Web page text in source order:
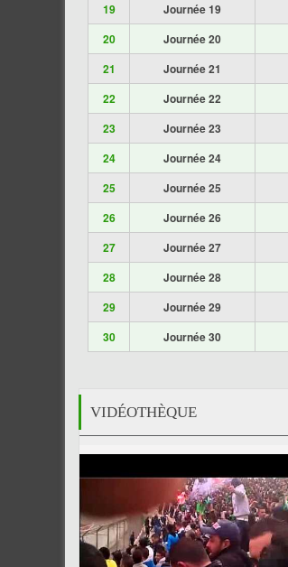
19
Journée 19
20
Journée 20
21
Journée 21
22
Journée 22
23
Journée 23
24
Journée 24
25
Journée 25
26
Journée 26
27
Journée 27
28
Journée 28
29
Journée 29
30
Journée 30
VIDÉOTHÈQUE